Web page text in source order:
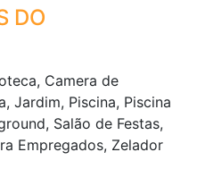
DO
Camera de
Jardim, Piscina, Piscina
Salão de Festas,
Empregados, Zelador